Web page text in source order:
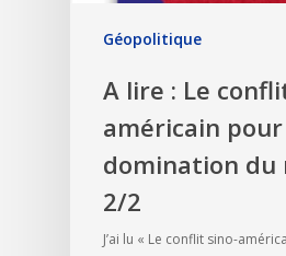
Géopolitique
A lire : Le
américain
domination du
2/2
J’ai lu « Le conflit sino-